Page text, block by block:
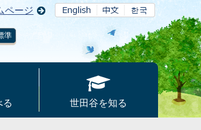
ページ
準
る 世田谷を知る